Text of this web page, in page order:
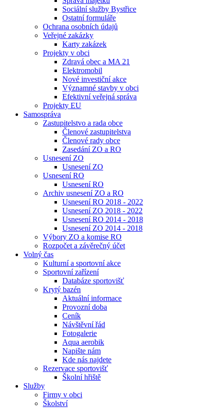
Sociální služby Bystřice
Ostatní formuláře
Ochrana osobních údajů
Veřejné zakázky
Karty zakázek
Projekty v obci
Zdravá obec a MA 21
Elektromobil
Nové investiční akce
Významné stavby v obci
Efektivní veřejná správa
Projekty EU
Samospráva
Zastupitelstvo a rada obce
Členové zastupitelstva
Členové rady obce
Zasedání ZO a RO
Usnesení ZO
Usnesení ZO
Usnesení RO
Usnesení RO
Archiv usnesení ZO a RO
Usnesení RO 2018 - 2022
Usnesení ZO 2018 - 2022
Usnesení RO 2014 - 2018
Usnesení ZO 2014 - 2018
Výbory ZO a komise RO
Rozpočet a závěrečný účet
Volný čas
Kulturní a sportovní akce
Sportovní zařízení
Databáze sportovišť
Krytý bazén
Aktuální informace
Provozní doba
Ceník
Návštěvní řád
Fotogalerie
Aqua aerobik
Napište nám
Kde nás najdete
Rezervace sportovišť
Školní hřiště
Služby
Firmy v obci
Školství